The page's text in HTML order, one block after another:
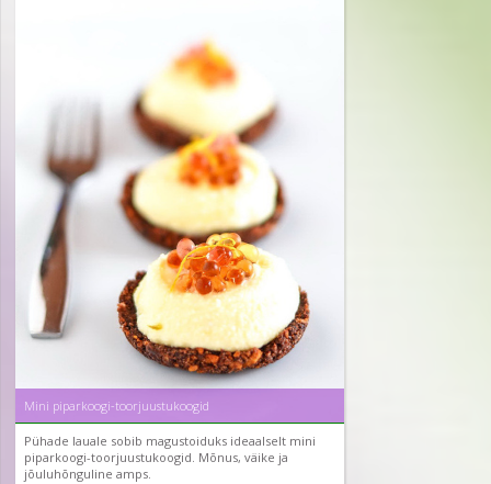
Mini piparkoogi-toorjuustukoogid
Pühade lauale sobib magustoiduks ideaalselt mini
piparkoogi-toorjuustukoogid. Mõnus, väike ja
jõuluhõnguline amps.